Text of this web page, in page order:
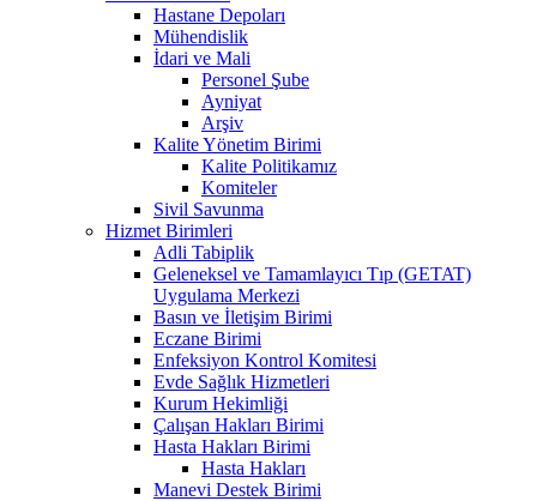
Hastane Depoları
Mühendislik
İdari ve Mali
Personel Şube
Ayniyat
Arşiv
Kalite Yönetim Birimi
Kalite Politikamız
Komiteler
Sivil Savunma
Hizmet Birimleri
Adli Tabiplik
Geleneksel ve Tamamlayıcı Tıp (GETAT)
Uygulama Merkezi
Basın ve İletişim Birimi
Eczane Birimi
Enfeksiyon Kontrol Komitesi
Evde Sağlık Hizmetleri
Kurum Hekimliği
Çalışan Hakları Birimi
Hasta Hakları Birimi
Hasta Hakları
Manevi Destek Birimi